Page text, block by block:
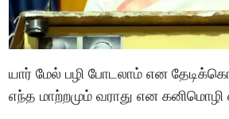
யார் மேல் பழி போடலாம் என
எந்த மாற்றமும் வராது என கனிமொழி